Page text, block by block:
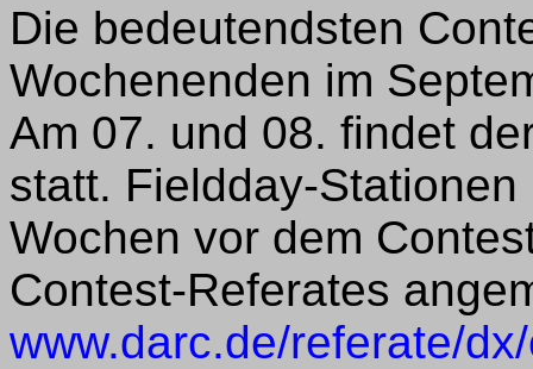
Die bedeutendsten
Wochenenden im
Am 07. und 08. findet
statt. Fieldday-
Wochen vor dem
Contest-Referates
www.darc.de/referate/